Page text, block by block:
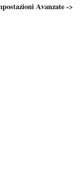
Avanzate ->